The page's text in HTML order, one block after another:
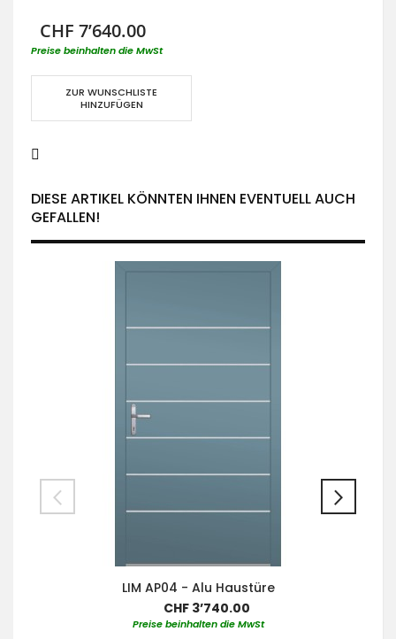
CHF 7’640.00
Preise beinhalten die MwSt
ZUR WUNSCHLISTE
HINZUFÜGEN
DIESE ARTIKEL KÖNNTEN IHNEN EVENTUELL AUCH
GEFALLEN!
LIM AP04 - Alu Haustüre
CHF 3’740.00
Preise beinhalten die MwSt